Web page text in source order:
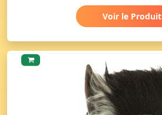
Voir le Produit